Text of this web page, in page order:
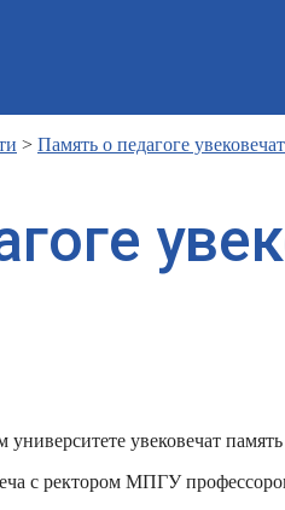
> Память о педагоге
увековечат
с ректором МПГУ